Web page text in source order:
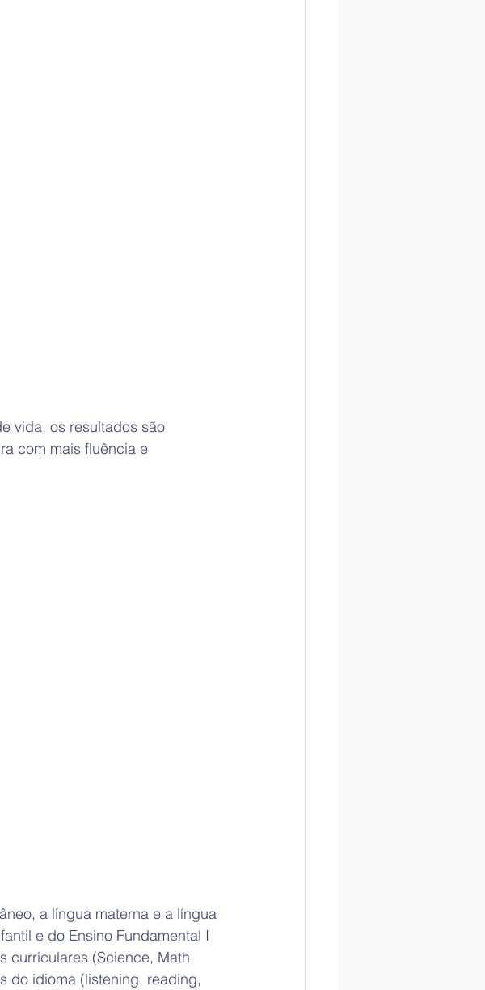
vida, os resultados são
com mais fluência e
a língua materna e a língua
e do Ensino Fundamental I
curriculares (Science, Math,
do idioma (listening, reading,